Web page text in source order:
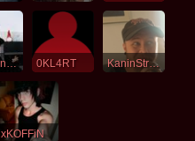
Crimsonfucker 0KL4RT KaninStrypaN
xKOFFiN